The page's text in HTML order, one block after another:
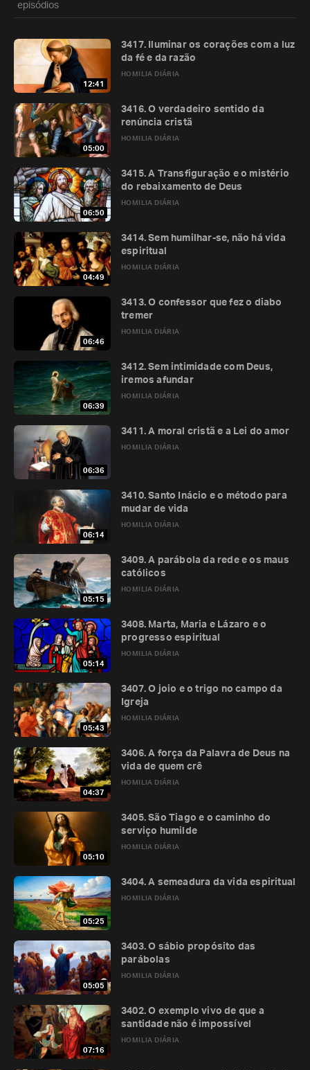
episódios
12:41
HOMILIA DIÁRIA
3417. Iluminar os corações com a luz
da fé e da razão
05:00
HOMILIA DIÁRIA
3416. O verdadeiro sentido da
renúncia cristã
06:50
HOMILIA DIÁRIA
3415. A Transfiguração e o mistério
do rebaixamento de Deus
04:49
HOMILIA DIÁRIA
3414. Sem humilhar-se, não há vida
espiritual
06:46
HOMILIA DIÁRIA
3413. O confessor que fez o diabo
tremer
06:39
HOMILIA DIÁRIA
3412. Sem intimidade com Deus,
iremos afundar
06:36
HOMILIA DIÁRIA
3411. A moral cristã e a Lei do amor
06:14
HOMILIA DIÁRIA
3410. Santo Inácio e o método para
mudar de vida
05:15
HOMILIA DIÁRIA
3409. A parábola da rede e os maus
católicos
05:14
HOMILIA DIÁRIA
3408. Marta, Maria e Lázaro e o
progresso espiritual
05:43
HOMILIA DIÁRIA
3407. O joio e o trigo no campo da
Igreja
04:37
HOMILIA DIÁRIA
3406. A força da Palavra de Deus na
vida de quem crê
05:10
HOMILIA DIÁRIA
3405. São Tiago e o caminho do
serviço humilde
05:25
HOMILIA DIÁRIA
3404. A semeadura da vida espiritual
05:05
HOMILIA DIÁRIA
3403. O sábio propósito das
parábolas
07:16
HOMILIA DIÁRIA
3402. O exemplo vivo de que a
santidade não é impossível